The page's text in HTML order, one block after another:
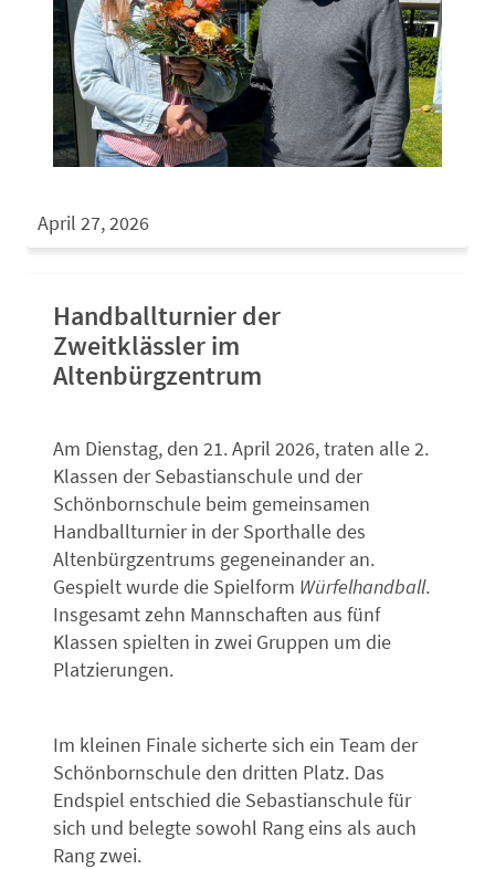
April 27, 2026
Handballturnier der
Zweitklässler im
Altenbürgzentrum
Am Dienstag, den 21. April 2026, traten alle 2.
Klassen der Sebastianschule und der
Schönbornschule beim gemeinsamen
Handballturnier in der Sporthalle des
Altenbürgzentrums gegeneinander an.
Gespielt wurde die Spielform Würfelhandball.
Insgesamt zehn Mannschaften aus fünf
Klassen spielten in zwei Gruppen um die
Platzierungen.
Im kleinen Finale sicherte sich ein Team der
Schönbornschule den dritten Platz. Das
Endspiel entschied die Sebastianschule für
sich und belegte sowohl Rang eins als auch
Rang zwei.